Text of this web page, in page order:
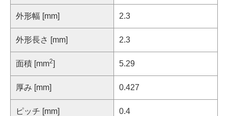
外形幅 [mm] 2.3
外形長さ [mm] 2.3
面積 [mm2] 5.29
厚み [mm] 0.427
ピッチ [mm] 0.4